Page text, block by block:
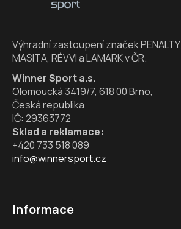
Výhradní zastoupení značek PENALTY,
MASITA, RÉVVI a LAMARK v ČR.
Winner Sport a.s.
Olomoucká 3419/7, 618 00 Brno,
Česká republika
IČ: 29363772
Sklad a reklamace:
+420 733 518 089
info@winnersport.cz
Informace